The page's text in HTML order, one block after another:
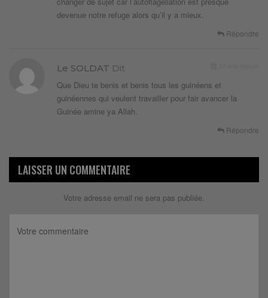
devenue notre refuge alors qu’il y a mieux.
Répondre
Le SOLDAT Dit
Que Dieu te benis et benis tous les guinéens et
guinéennes qui veulent travailler pour fair avancer la
Guinée amine ya Allah.
Répondre
LAISSER UN COMMENTAIRE
Votre adresse email ne sera pas publiée.